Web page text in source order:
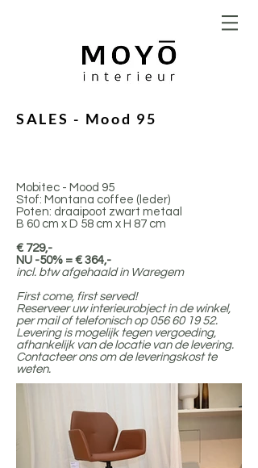
SALES - Mood 95
Mobitec - Mood 95
Stof: Montana coffee (leder)
Poten: draaipoot zwart metaal
B 60 cm x D 58 cm x H 87 cm
€ 729,-
NU -50% = € 364,-
incl. btw afgehaald in Waregem
First come, first served!
Reserveer uw interieurobject in de winkel,
per mail of telefonisch op 056 60 19 52.
Levering is mogelijk tegen vergoeding,
afhankelijk van de locatie van de levering.
Contacteer ons om de leveringskost te
weten.